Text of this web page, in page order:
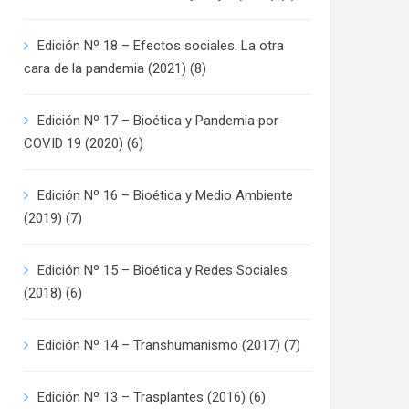
Edición Nº 18 – Efectos sociales. La otra
cara de la pandemia (2021) (8)
Edición Nº 17 – Bioética y Pandemia por
COVID 19 (2020) (6)
Edición Nº 16 – Bioética y Medio Ambiente
(2019) (7)
Edición Nº 15 – Bioética y Redes Sociales
(2018) (6)
Edición Nº 14 – Transhumanismo (2017) (7)
Edición Nº 13 – Trasplantes (2016) (6)